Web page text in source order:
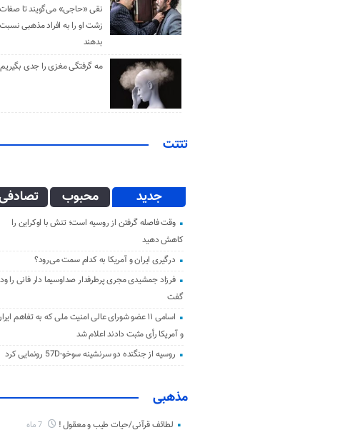
نقی «حاجی» می‌گویند تا صفات
زشت او را به افراد مذهبی نسبت
بدهند
مه گرفتگی مغزی را جدی بگیریم
تتتت
جدید محبوب
وقت فاصله گرفتن از روسیه است؛ تنش با اوکراین را
کاهش دهید
درگیری ایران و آمریکا به کدام سمت می‌رود؟
فرزاد جمشیدی مجری پرطرفدار صداوسیما دار فانی را
گفت
اسامی ۱۱ عضو شورای عالی امنیت ملی که به تفاهم
و آمریکا رأی مثبت دادند اعلام شد
روسیه از جنگنده دو سرنشینه سوخو-57D رونمایی کرد
مذهبی
لطائف قرآنی/حیات طیب و معقول !